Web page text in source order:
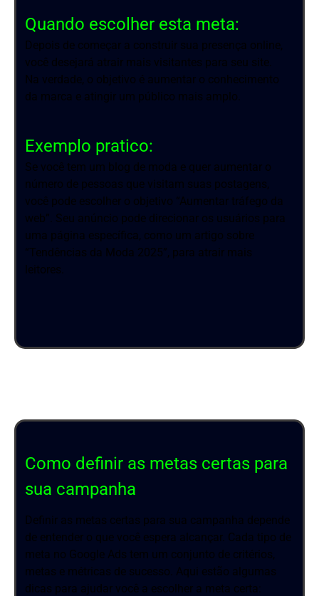
Quando escolher esta meta:
Depois de começar a construir sua presença online,
você desejará atrair mais visitantes para seu site.
Na verdade, o objetivo é aumentar o conhecimento
da marca e atingir um público mais amplo.
Exemplo pratico:
Se você tem um blog de moda e quer aumentar o
número de pessoas que visitam suas postagens,
você pode escolher o objetivo “Aumentar tráfego da
web”. Seu anúncio pode direcionar os usuários para
uma página específica, como um artigo sobre
“Tendências da Moda 2025”, para atrair mais
leitores.
Como definir as metas certas para
sua campanha
Definir as metas certas para sua campanha depende
de entender o que você espera alcançar. Cada tipo de
meta no Google Ads tem um conjunto de critérios,
metas e métricas de sucesso. Aqui estão algumas
dicas para ajudar você a escolher a meta certa: